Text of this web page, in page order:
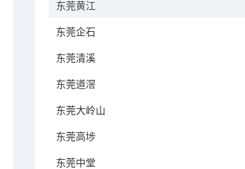
东莞黄江
东莞企石
东莞清溪
东莞道滘
东莞大岭山
东莞高埗
东莞中堂